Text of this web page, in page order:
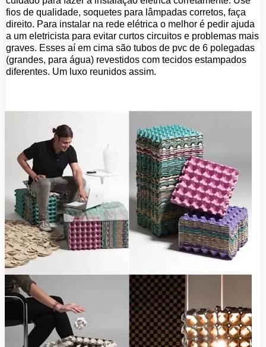
fios de qualidade, soquetes para lâmpadas corretos, faça
direito. Para instalar na rede elétrica o melhor é pedir ajuda
a um eletricista para evitar curtos circuitos e problemas mais
graves. Esses aí em cima são tubos de pvc de 6 polegadas
(grandes, para água) revestidos com tecidos estampados
diferentes. Um luxo reunidos assim.